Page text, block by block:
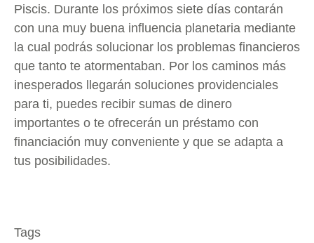
Piscis. Durante los próximos siete días contarán
con una muy buena influencia planetaria mediante
la cual podrás solucionar los problemas financieros
que tanto te atormentaban. Por los caminos más
inesperados llegarán soluciones providenciales
para ti, puedes recibir sumas de dinero
importantes o te ofrecerán un préstamo con
financiación muy conveniente y que se adapta a
tus posibilidades.
Tags